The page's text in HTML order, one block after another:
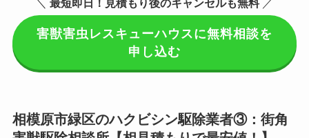
＼ 最短即日！見積もり後のキャンセルも無料／
害獣害虫レスキューハウスに無料相談を
申し込む
相模原市緑区のハクビシン駆除業者③：街角